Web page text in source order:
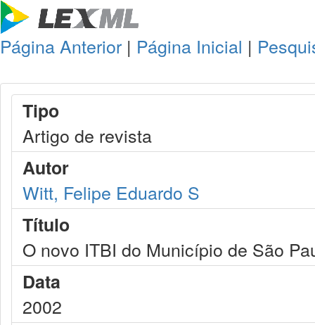
Página Anterior | Página Inicial |
Tipo
Artigo de revista
Autor
Witt, Felipe Eduardo S
Título
O novo ITBI do Município de São
Data
2002